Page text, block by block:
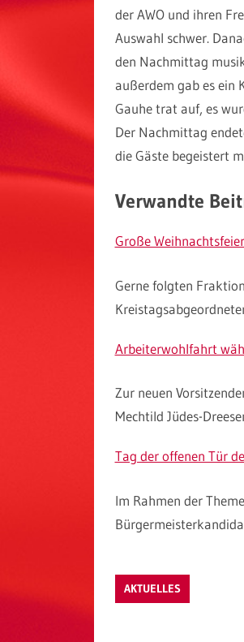
der AWO und ihren
Auswahl schwer.
den Nachmittag
außerdem gab es ein
Gauhe trat auf, es
Der Nachmittag
die Gäste begeistert
Verwandte
Große
Gerne folgten
Arbeiterwohlfahrt
Zur neuen
Mechtild Jüdes-
Tag der offenen Tür
Im Rahmen der
AKTUELLES